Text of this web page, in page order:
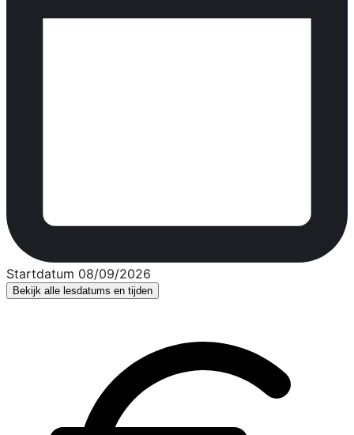
Startdatum 08/09/2026
Bekijk alle lesdatums en tijden